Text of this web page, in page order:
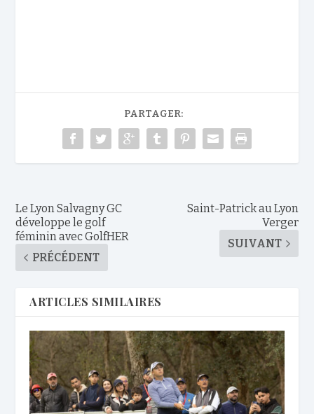
PARTAGER:
Le Lyon Salvagny GC
développe le golf
féminin avec GolfHER
PRÉCÉDENT
Saint-Patrick au Lyon
Verger
SUIVANT
ARTICLES SIMILAIRES